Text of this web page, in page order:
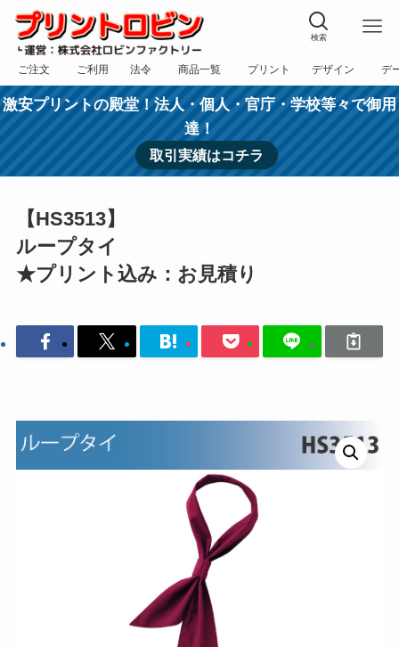
検索
ご注文
フォーム
ご利用
規約
法令
表記
商品一覧
カテゴリー
プリント
方法
デザイン
依頼
デ
入
激安プリントの殿堂！法人・個人・官庁・学校等々で御用
達！
取引実績はコチラ
【HS3513】
ループタイ
★プリント込み：お見積り